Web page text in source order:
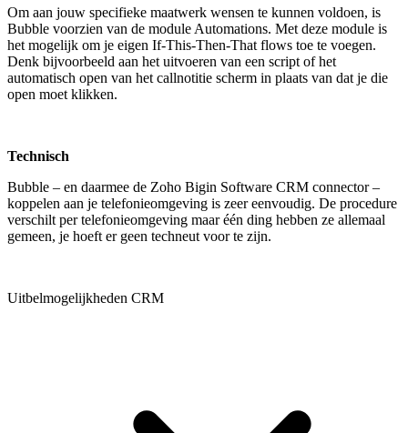
Om aan jouw specifieke maatwerk wensen te kunnen voldoen, is
Bubble voorzien van de module Automations. Met deze module is
het mogelijk om je eigen If-This-Then-That flows toe te voegen.
Denk bijvoorbeeld aan het uitvoeren van een script of het
automatisch open van het callnotitie scherm in plaats van dat je die
open moet klikken.
Technisch
Bubble – en daarmee de Zoho Bigin Software CRM connector –
koppelen aan je telefonieomgeving is zeer eenvoudig. De procedure
verschilt per telefonieomgeving maar één ding hebben ze allemaal
gemeen, je hoeft er geen techneut voor te zijn.
Uitbelmogelijkheden CRM